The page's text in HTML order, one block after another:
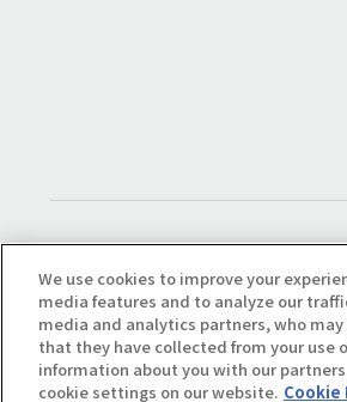
Copyright(C) All Right Reserved.
We use cookies to improve your
media features and to analyze our
media and analytics partners, who
that they have collected from your use
information about you with our
cookie settings on our website. Cookie